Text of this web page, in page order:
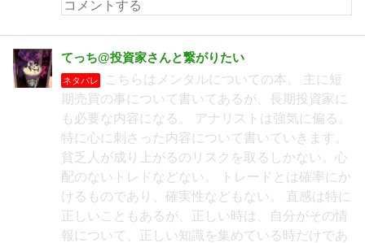
てっち@投資家さんと繋がりたい
ネタバレ
こちらはメンタルについての本。 主に短
期売買の事について書いてあるが、長期投資家に
も必要な内容になる。 アナリストは強気に偏る。
特に心に刺さった内容について書いていきます。
貧乏人が成り上がるのリスクを取るしかない。心
配のないトレドなどない。 トレードとは確率にか
けるものであり、確実性などもない。 直感は特に
正しいこともあるが、正しい時は、自分がその情
報について、正しい知識を集めている時だけであ